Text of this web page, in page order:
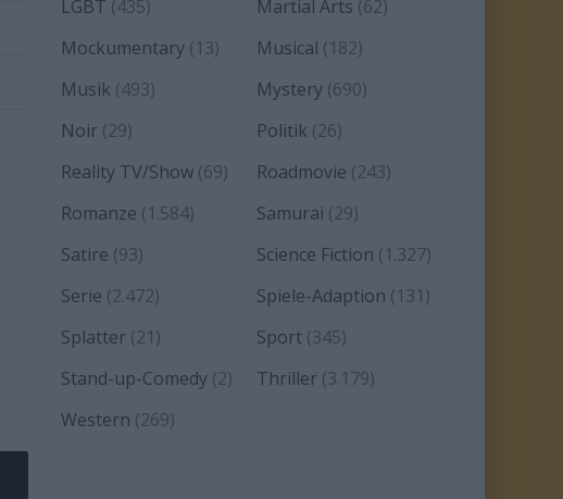
LGBT (435) Martial Arts (62)
Mockumentary (13) Musical (182)
Musik (493) Mystery(690)
Noir (29) Politik (26)
Reality TV/Show (69) Roadmovie (243)
Romanze (1.584) Samurai (29)
Satire (93) Science Fiction (1.327)
Serie (2.472) Spiele-Adaption (131)
Splatter (21) Sport(345)
Stand-up-Comedy (2) Thriller(3.179)
Western (269)